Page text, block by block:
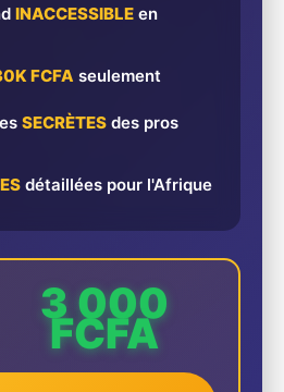
INACCESSIBLE en
FCFA seulement
SECRÈTES des pros
détaillées pour l'Afrique
3 000
FCFA